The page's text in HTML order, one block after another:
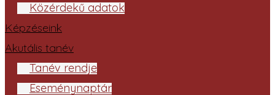
Közérdekű adatok
Képzéseink
Akutális tanév
Tanév rendje
Eseménynaptár